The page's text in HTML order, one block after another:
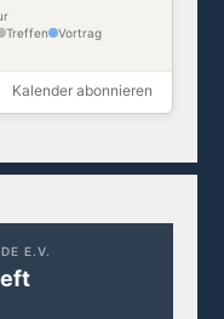
Treffen
Vortrag
Kalender abonnieren
E.V.